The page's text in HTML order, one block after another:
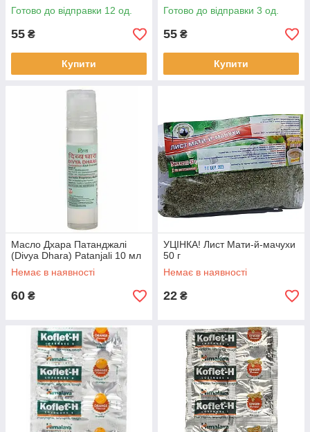
Готово до відправки 12 од.
55 ₴
Купити
Готово до відправки 3 од.
55 ₴
Купити
Масло Дхара Патанджалі
(Divya Dhara) Patanjali 10 мл
Немає в наявності
60 ₴
УЦІНКА! Лист Мати-й-мачухи
50 г
Немає в наявності
22 ₴